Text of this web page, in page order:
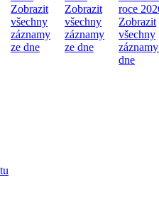
Zobrazit
všechny
záznamy
ze dne
Zobrazit
všechny
záznamy
ze dne
roce
Zobrazit
všechny
dne